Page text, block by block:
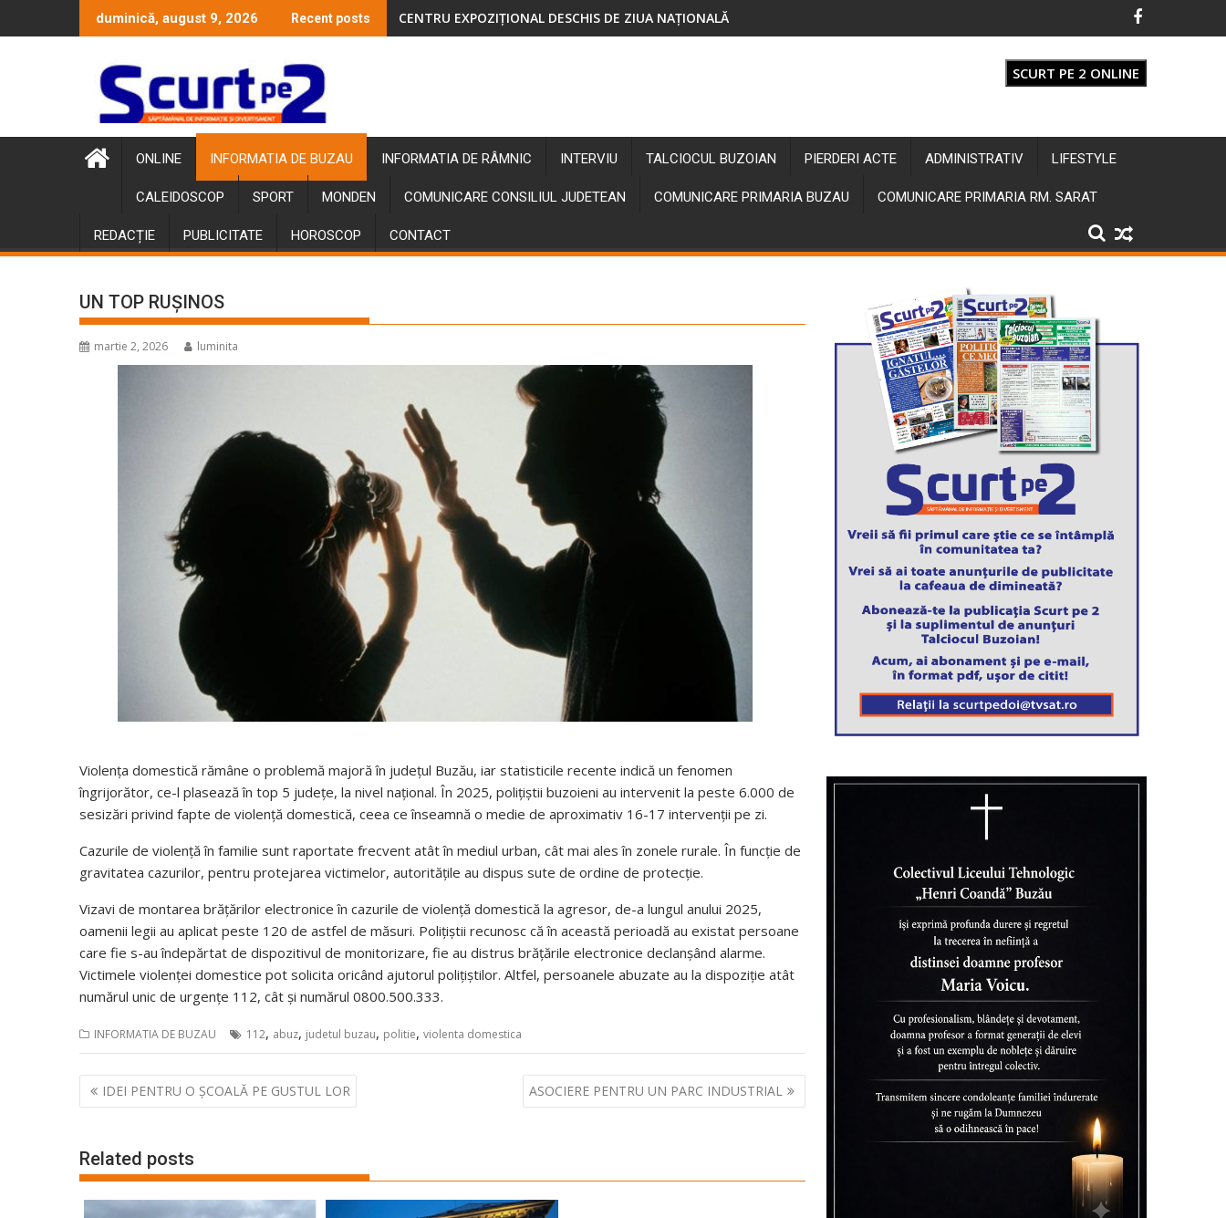
to
duminică, august 9, 2026 Recent posts CENTRU EXPOZIȚIONAL DESCHIS DE ZIUA NAȚIONALĂ
SCURT PE 2 ONLINE
ONLINE INFORMATIA DE BUZAU INFORMATIA DE RÂMNIC INTERVIU TALCIOCUL BUZOIAN PIERDERI ACTE ADMINISTRATIV LIFESTYLE
CALEIDOSCOP SPORT MONDEN COMUNICARE CONSILIUL JUDETEAN COMUNICARE PRIMARIA BUZAU COMUNICARE PRIMARIA RM. SARAT
REDACȚIE PUBLICITATE HOROSCOP CONTACT
UN TOP RUȘINOS
martie 2, 2026 luminita
Violența domestică rămâne o problemă majoră în județul Buzău, iar statisticile recente indică un fenomen
îngrijorător, ce-l plasează în top 5 județe, la nivel național. În 2025, polițiștii buzoieni au intervenit la peste 6.000 de
sesizări privind fapte de violență domestică, ceea ce înseamnă o medie de aproximativ 16-17 intervenții pe zi.
Cazurile de violență în familie sunt raportate frecvent atât în mediul urban, cât mai ales în zonele rurale. În funcție de
gravitatea cazurilor, pentru protejarea victimelor, autoritățile au dispus sute de ordine de protecție.
Vizavi de montarea brățărilor electronice în cazurile de violență domestică la agresor, de-a lungul anului 2025,
oamenii legii au aplicat peste 120 de astfel de măsuri. Polițiștii recunosc că în această perioadă au existat persoane
care fie s-au îndepărtat de dispozitivul de monitorizare, fie au distrus brățările electronice declanșând alarme.
Victimele violenței domestice pot solicita oricând ajutorul polițiștilor. Altfel, persoanele abuzate au la dispoziție atât
numărul unic de urgențe 112, cât și numărul 0800.500.333.
INFORMATIA DE BUZAU 112, abuz, judetul buzau, politie, violenta domestica
Navigare
în
IDEI PENTRU O ȘCOALĂ PE GUSTUL LOR ASOCIERE PENTRU UN PARC INDUSTRIAL
Related posts